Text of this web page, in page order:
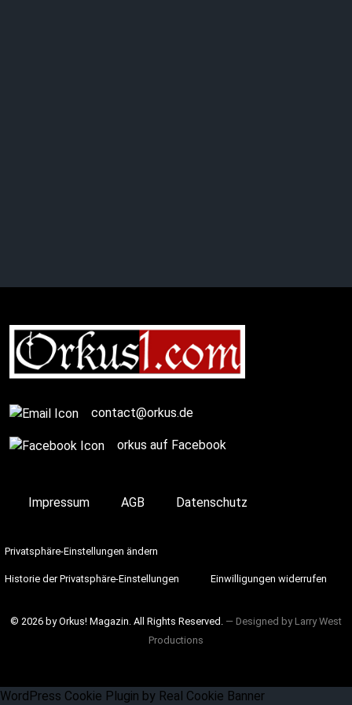
contact@orkus.de
orkus auf Facebook
Impressum AGB Datenschutz
Privatsphäre-Einstellungen ändern
Historie der Privatsphäre-Einstellungen Einwilligungen widerrufen
© 2026 by Orkus! Magazin. All Rights Reserved. ― Designed by Larry West
Productions
WordPress Cookie Plugin by Real Cookie Banner